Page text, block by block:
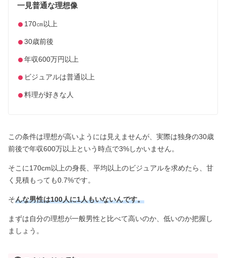
一見普通な理想像
170㎝以上
30歳前後
年収600万円以上
ビジュアルは普通以上
料理が好きな人
この条件は理想が高いようには見えませんが、実際は独身の30歳
前後で年収600万以上という時点で3%しかいません。
そこに170cm以上の身長、平均以上のビジュアルを求めたら、甘
く見積もっても0.7%です。
そんな男性は100人に1人もいないんです。
まずは自分の理想が一般男性と比べて高いのか、低いのか把握し
ましょう。